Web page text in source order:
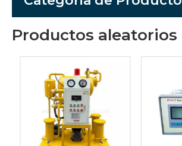
Productos aleatorios